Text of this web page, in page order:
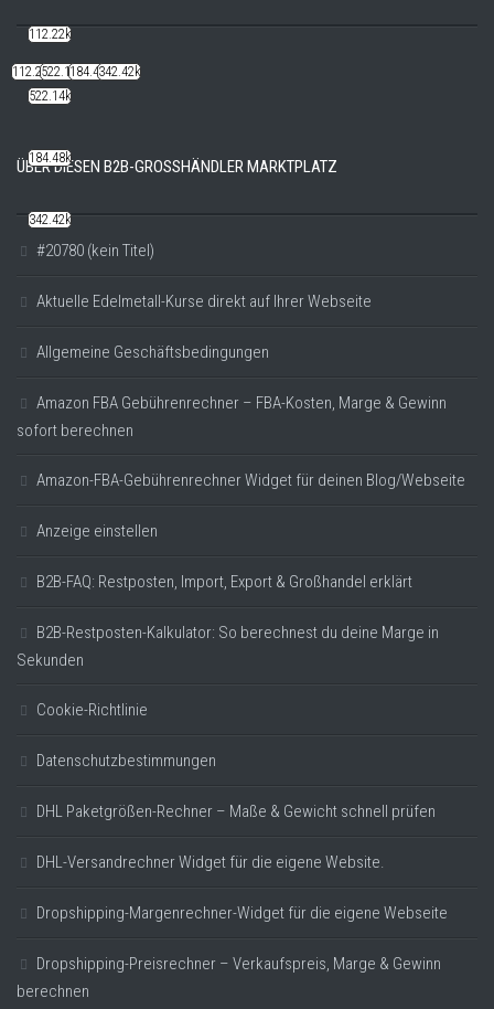
112.22k522.14k184.48k342.42k
ÜBER DIESEN B2B-GROSSHÄNDLER MARKTPLATZ
#20780 (kein Titel)
Aktuelle Edelmetall-Kurse direkt auf Ihrer Webseite
Allgemeine Geschäftsbedingungen
Amazon FBA Gebührenrechner – FBA-Kosten, Marge & Gewinn
sofort berechnen
Amazon-FBA-Gebührenrechner Widget für deinen Blog/Webseite
Anzeige einstellen
B2B-FAQ: Restposten, Import, Export & Großhandel erklärt
B2B-Restposten-Kalkulator: So berechnest du deine Marge in
Sekunden
Cookie-Richtlinie
Datenschutzbestimmungen
DHL Paketgrößen-Rechner – Maße & Gewicht schnell prüfen
DHL-Versandrechner Widget für die eigene Website.
Dropshipping-Margenrechner-Widget für die eigene Webseite
Dropshipping-Preisrechner – Verkaufspreis, Marge & Gewinn
berechnen
112.22k
522.14k
184.48k
342.42k